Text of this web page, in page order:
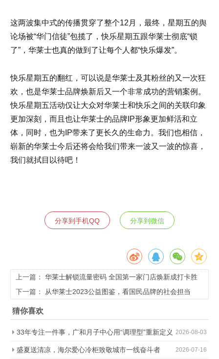
这两波集中式的传播贯穿了整个12月，最终，星期五的舆
论场被“华门信徒”包揽了，快乐星期五跟华莱士彻底“锁
了”，华莱士也真的做到了让每个人都“快乐爆发”。
快乐星期五的翻红，可以说是华莱士及其粉丝的又一次狂
欢，也是华莱士品牌焕新后又一个非常成功的营销案例。
快乐星期五活动仅让大众对华莱士和快乐之间的关联印象
更加深刻，而且也让华莱士的品牌IP形象更加鲜活和立
体，同时，也为IP带来了更长久的生命力。我们也相信，
崭新的华莱士今后还将会给我们带来一波又一波的惊喜，
我们就拭目以待吧！
分享到手机QQ 分享到微信
上一篇： 华莱士解锁流量密码 全国第一家门店焕新成打卡胜
地
下一篇： 从华莱士2023公益图鉴，看国民品牌的社会担当
猜你喜欢
2026-08-03
33年专注一件事，广和月子中心用“调理型”重新定义
科学坐月子 2026-07-16
盛夏送清凉，海尔爱心冷柜致敬城市一线奋斗者